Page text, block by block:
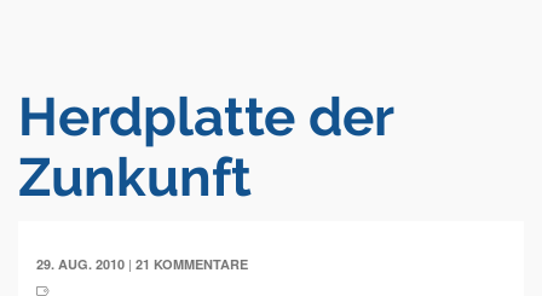
Herdplatte der
Zunkunft
29. AUG. 2010 | 21 KOMMENTARE